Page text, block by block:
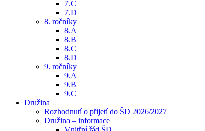
7.C
7.D
8. ročníky
8.A
8.B
8.C
8.D
9. ročníky
9.A
9.B
9.C
Družina
Rozhodnutí o přijetí do ŠD 2026/2027
Družina – informace